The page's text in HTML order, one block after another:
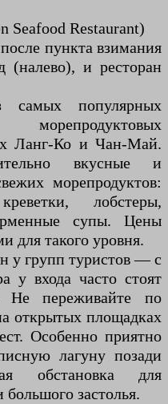
Seafood Restaurant)
пункта взимания
(налево), и ресторан
популярных
морепродуктовых
Ланг-Ко и Чан-Май.
вкусные и
морепродуктов:
лобстеры,
супы. Цены
для такого уровня.
у групп туристов — с
у входа часто стоят
Не переживайте по
открытых площадках
Особенно приятно
лагуну позади
обстановка для
застолья.